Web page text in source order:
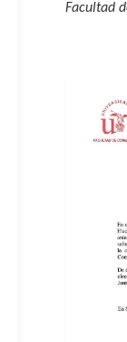
Facultad